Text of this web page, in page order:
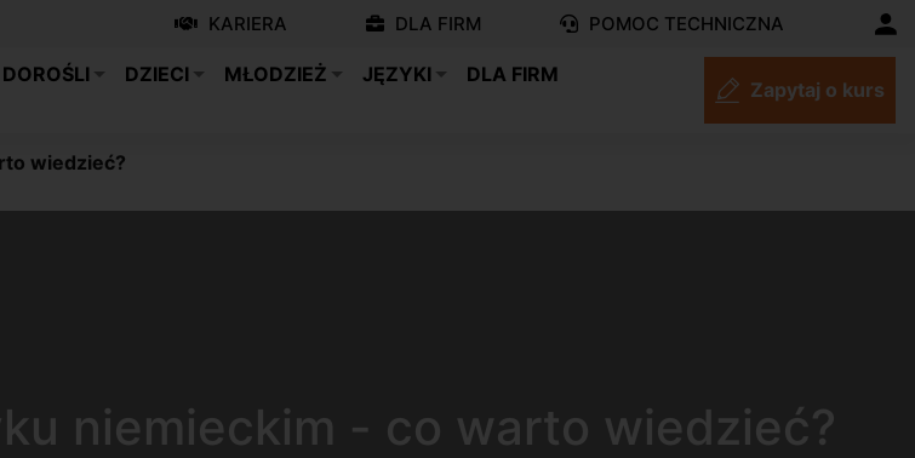
KARIERA DLA FIRM POMOC TECHNICZNA
DOROŚLI DZIECI MŁODZIEŻ JĘZYKI
DLA FIRM
Zapytaj o kurs
wiedzieć?
niemieckim - co warto wiedzieć?